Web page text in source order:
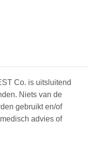
Co. is uitsluitend
Niets van de
gebruikt en/of
advies of